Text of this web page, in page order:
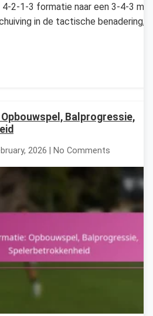
4-2-1-3 formatie naar een 3-4-3
in de tactische benadering,
Balprogressie,
2026 | No Comments